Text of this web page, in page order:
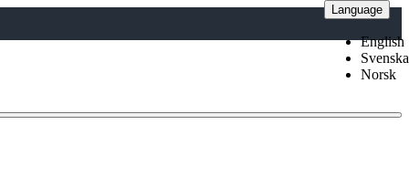
Language
English
Svenska
Norsk